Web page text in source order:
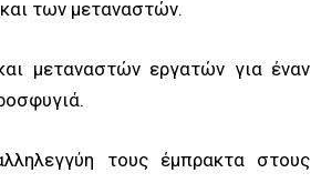
των μεταναστών.
μεταναστών εργατών για έναν
τους έμπρακτα στους